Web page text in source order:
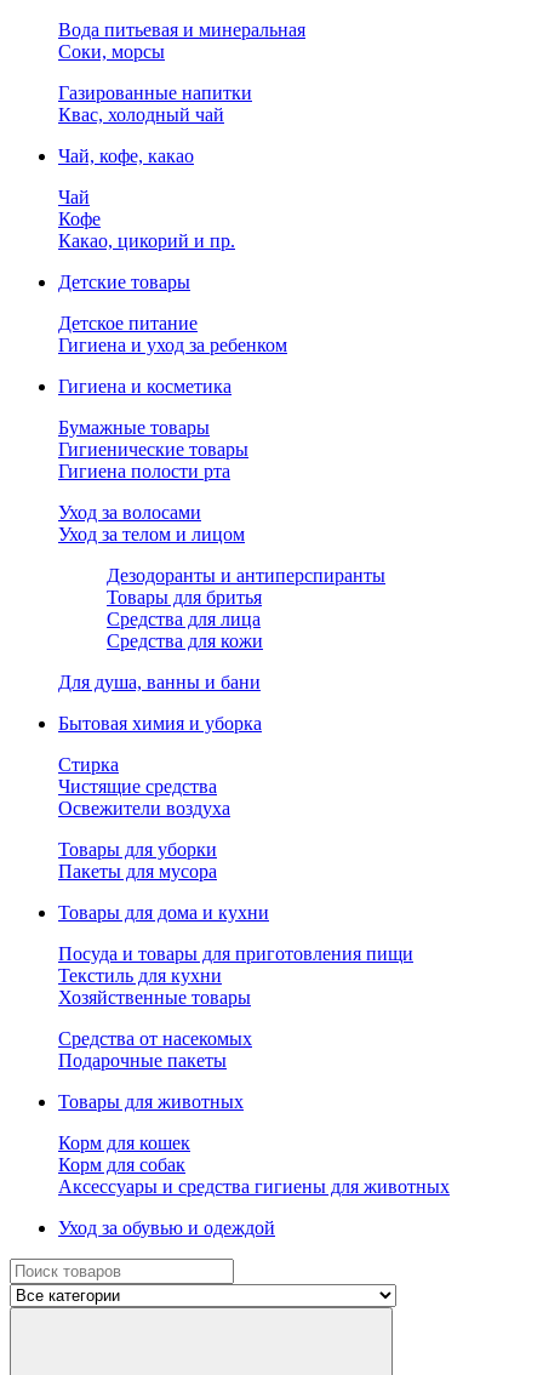
Вода питьевая и минеральная
Соки, морсы
Газированные напитки
Квас, холодный чай
Чай, кофе, какао
Чай
Кофе
Какао, цикорий и пр.
Детские товары
Детское питание
Гигиена и уход за ребенком
Гигиена и косметика
Бумажные товары
Гигиенические товары
Гигиена полости рта
Уход за волосами
Уход за телом и лицом
Дезодоранты и антиперспиранты
Товары для бритья
Средства для лица
Средства для кожи
Для душа, ванны и бани
Бытовая химия и уборка
Стирка
Чистящие средства
Освежители воздуха
Товары для уборки
Пакеты для мусора
Товары для дома и кухни
Посуда и товары для приготовления пищи
Текстиль для кухни
Хозяйственные товары
Средства от насекомых
Подарочные пакеты
Товары для животных
Корм для кошек
Корм для собак
Аксессуары и средства гигиены для животных
Уход за обувью и одеждой